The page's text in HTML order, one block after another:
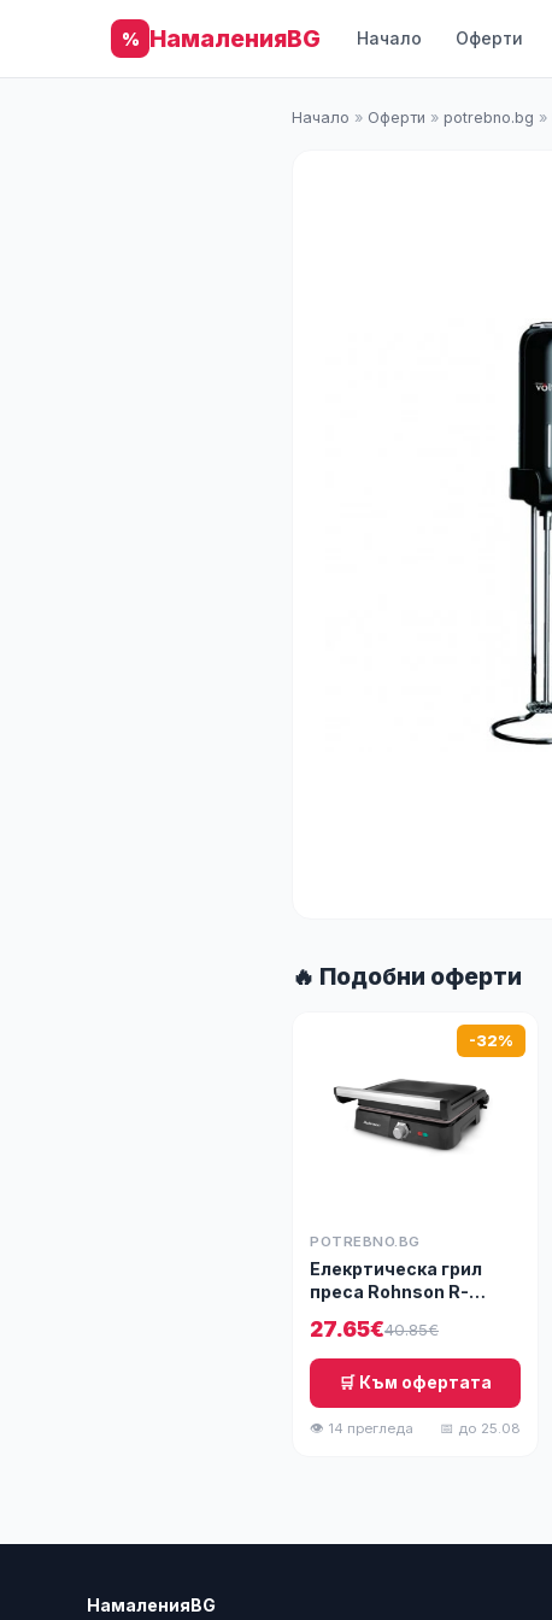
% НамаленияBG Начало Оферти
Начало » Оферти » potrebno.bg »
🔥 Подобни оферти
-32%
POTREBNO.BG
Елекртическа грил
преса Rohnson R-
мраморно
незалепващо
покритие, 3 позиции
на печене, 2220W
27.65€40.85€
🛒 Към офертата
👁 14 прегледа 📅 до 25.08
НамаленияBG